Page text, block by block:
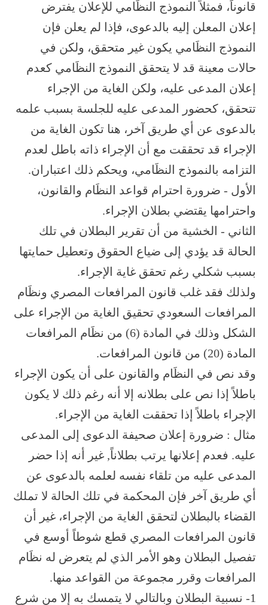
قانوناً، فمثلاً النموذج النظَامي للإعلان يفترض
إعلان المعلن إليه بالدعوى، فإذا لم يعلن فإن
النموذج النظَامي يكون غير متحقق، ولكن في
حالات معينة قد لا يتحقق النموذج النظَامي كعدم
إعلان المدعى عليه، ولكن الغاية من الإجراء
تتحقق، كحضور المدعى عليه للجلسة بسبب علمه
بالدعوى عن أي طريق آخر، هنا تكون الغاية من
الإجراء قد تحققت مع أن الإجراء ذاته باطل لعدم
التزامه بالنموذج النظَامي، ويحكم ذلك اعتباران.
الأول - ضرورة احترام قواعد النظَام والقانون،
واحترامها يقتضي بطلان الإجراء.
الثاني - الخشية من أن تقرير البطلان في تلك
الحالة قد يؤدي إلى ضياع الحقوق وتعطيل حمايتها
بسبب شكلي رغم تحقق غاية الإجراء.
ولذلك فقد غلب قانون المرافعات المصري ونظَام
المرافعات السعودي تحقيق الغاية من الإجراء على
الشكل وذلك في المادة (6) من نظَام المرافعات
المادة (20) من قانون المرافعات.
وقد نص في النظَام والقانون على أن يكون الإجراء
باطلاً إذا نص على بطلانه إلا أنه رغم ذلك لا يكون
الإجراء باطلاً إذا تحققت الغاية من الإجراء.
مثال : ضرورة إعلان صحيفة الدعوى إلى المدعى
عليه. فعدم إعلانها يرتب بطلاناً, غير أنه إذا حضر
المدعى عليه من تلقاء نفسه لعلمه بالدعوى عن
أي طريق آخر فإن المحكمة في تلك الحالة لا تملك
القضاء بالبطلان لتحقق الغاية من الإجراء، غير أن
قانون المرافعات المصري قطع شوطاً أوسع في
تفصيل البطلان وهو الأمر الذي لم يتعرض له نظَام
المرافعات وقرر مجموعة من القواعد منها.
1- نسبية البطلان وبالتالي لا يتمسك به إلا من شرع